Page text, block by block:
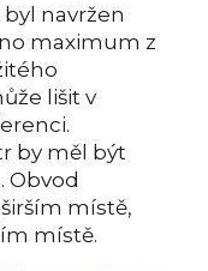
navržen
maximum z
lišit v
by měl být
Obvod
místě,
místě.